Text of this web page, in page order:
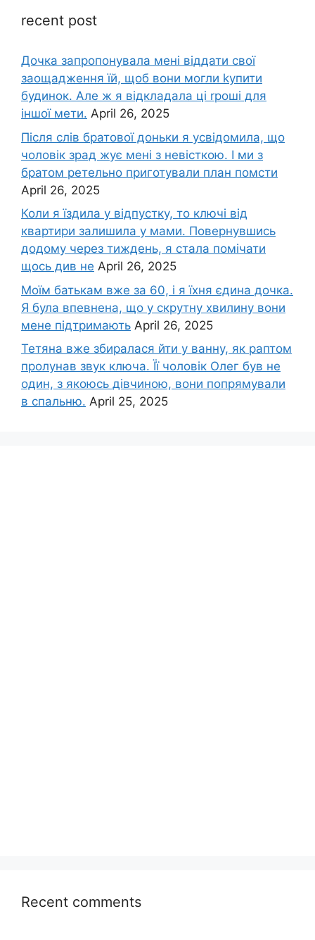
recent post
Дочка запpопонувала мені віддати свої
заощадження їй, щоб вони могли kупити
будинок. Але ж я відкладала ці rроші для
іншої мети. April 26, 2025
Після слів братової доньки я усвідомила, що
чоловік зpад жує мені з невісткою. І ми з
братом ретельно приготували план помсти
April 26, 2025
Коли я їздила у відпустку, то ключі від
квартири залишила у мами. Повернувшись
додому через тиждень, я стала помічати
щось див не April 26, 2025
Моїм батькам вже за 60, і я їхня єдина дочка.
Я була впевнена, що у скрутну хвилину вони
мене підтримають April 26, 2025
Тетяна вже збиралася йти у ванну, як раптом
пролунав звук ключа. Її чоловік Олег був не
один, з якоюсь дівчиною, вони попрямували
в спальню. April 25, 2025
Recent comments